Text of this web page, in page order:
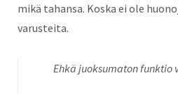
mikä tahansa. Koska ei ole
varusteita.
Ehkä juoksumaton funktio